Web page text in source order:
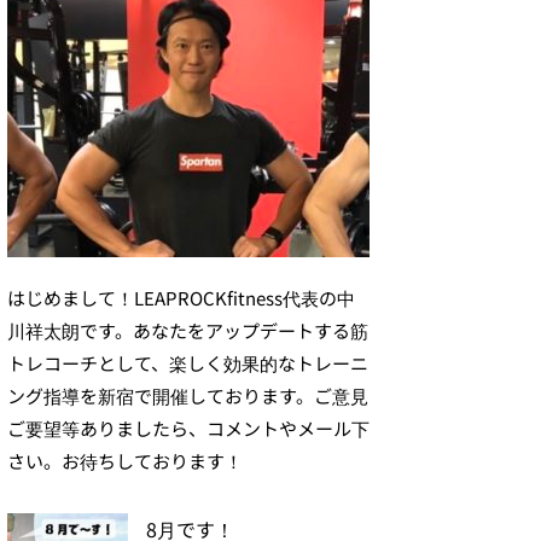
はじめまして！LEAPROCKfitness代表の中
川祥太朗です。あなたをアップデートする筋
トレコーチとして、楽しく効果的なトレーニ
ング指導を新宿で開催しております。ご意見
ご要望等ありましたら、コメントやメール下
さい。お待ちしております！
8月です！